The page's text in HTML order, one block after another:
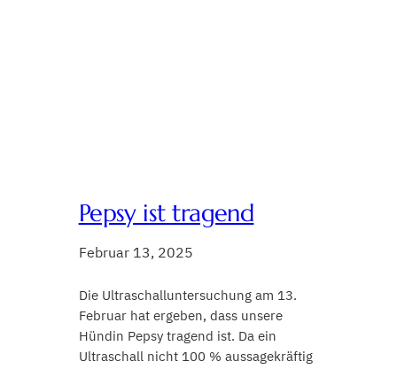
Pepsy ist tragend
Februar 13, 2025
Die Ultraschalluntersuchung am 13.
Februar hat ergeben, dass unsere
Hündin Pepsy tragend ist. Da ein
Ultraschall nicht 100 % aussagekräftig